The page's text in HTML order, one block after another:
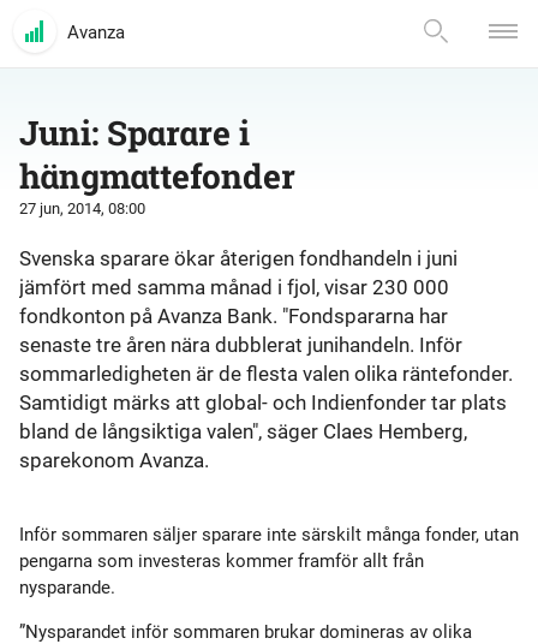
Avanza
Juni: Sparare i
hängmattefonder
27 jun, 2014, 08:00
Svenska sparare ökar återigen fondhandeln i juni
jämfört med samma månad i fjol, visar 230 000
fondkonton på Avanza Bank. "Fondspararna har
senaste tre åren nära dubblerat junihandeln. Inför
sommarledigheten är de flesta valen olika räntefonder.
Samtidigt märks att global- och Indienfonder tar plats
bland de långsiktiga valen", säger Claes Hemberg,
sparekonom Avanza.
Inför sommaren säljer sparare inte särskilt många fonder, utan
pengarna som investeras kommer framför allt från
nysparande.
”Nysparandet inför sommaren brukar domineras av olika